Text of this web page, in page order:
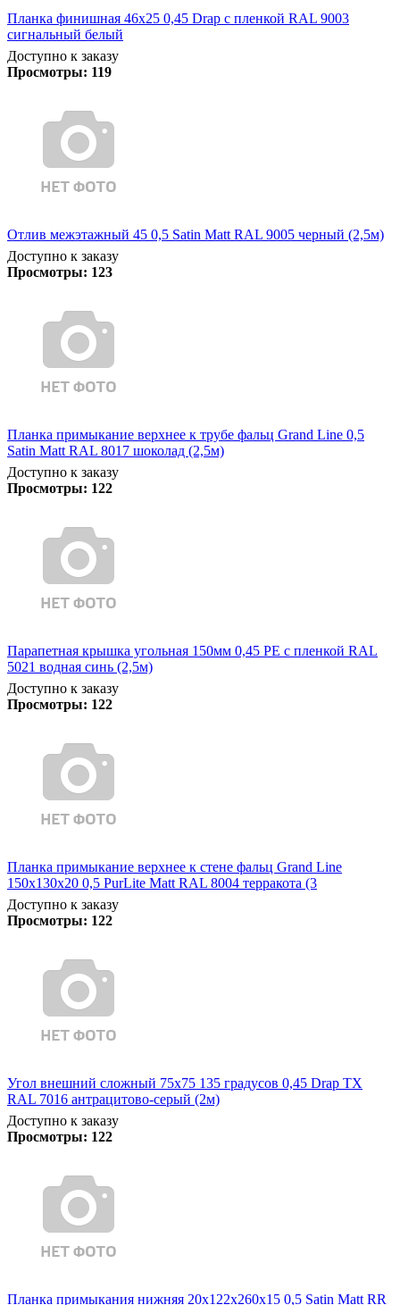
Планка финишная 46х25 0,45 Drap с пленкой RAL 9003
сигнальный белый
Доступно к заказу
Просмотры: 119
Отлив межэтажный 45 0,5 Satin Matt RAL 9005 черный (2,5м)
Доступно к заказу
Просмотры: 123
Планка примыкание верхнее к трубе фальц Grand Line 0,5
Satin Matt RAL 8017 шоколад (2,5м)
Доступно к заказу
Просмотры: 122
Парапетная крышка угольная 150мм 0,45 PE с пленкой RAL
5021 водная синь (2,5м)
Доступно к заказу
Просмотры: 122
Планка примыкание верхнее к стене фальц Grand Line
150х130х20 0,5 PurLite Matt RAL 8004 терракота (3
Доступно к заказу
Просмотры: 122
Угол внешний сложный 75х75 135 градусов 0,45 Drap TX
RAL 7016 антрацитово-серый (2м)
Доступно к заказу
Просмотры: 122
Планка примыкания нижняя 20х122х260х15 0,5 Satin Matt RR